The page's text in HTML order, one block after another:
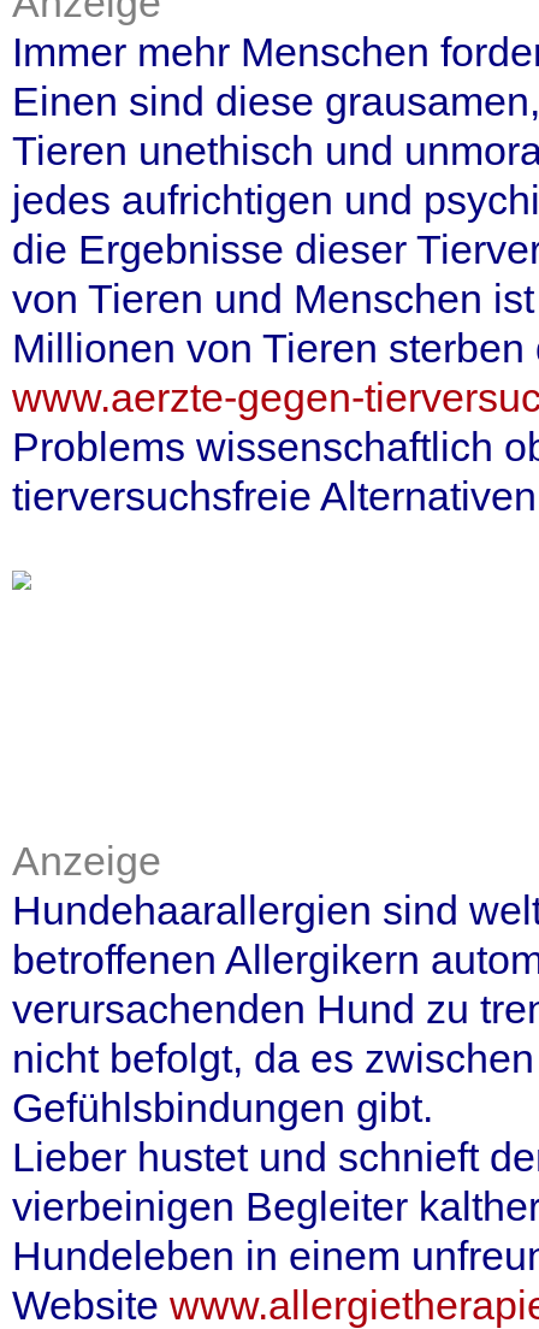
Immer mehr Menschen
Einen sind diese
Tieren unethisch und
jedes aufrichtigen und
die Ergebnisse dieser
von Tieren und Menschen
Millionen von Tieren
www.aerzte-gegen-
Problems wissenschaftlich
tierversuchsfreie
Anzeige
Hundehaarallergien sind
betroffenen Allergikern
verursachenden Hund zu
nicht befolgt, da es
Gefühlsbindungen gibt.
Lieber hustet und schnieft
vierbeinigen Begleiter
Hundeleben in einem
Website